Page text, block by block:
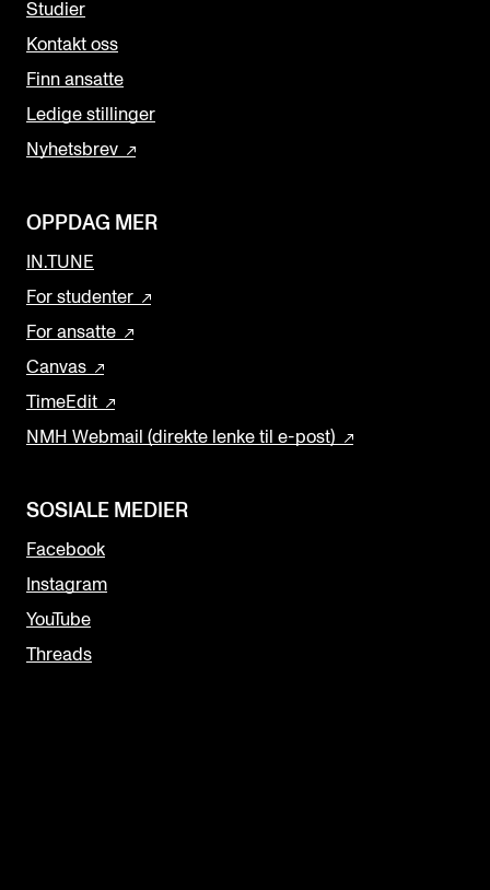
Studier
Kontakt oss
Finn ansatte
Ledige stillinger
Nyhetsbrev
OPPDAG MER
IN.TUNE
For studenter
For ansatte
Canvas
TimeEdit
NMH Webmail (direkte lenke til e-post)
SOSIALE MEDIER
Facebook
Instagram
YouTube
Threads